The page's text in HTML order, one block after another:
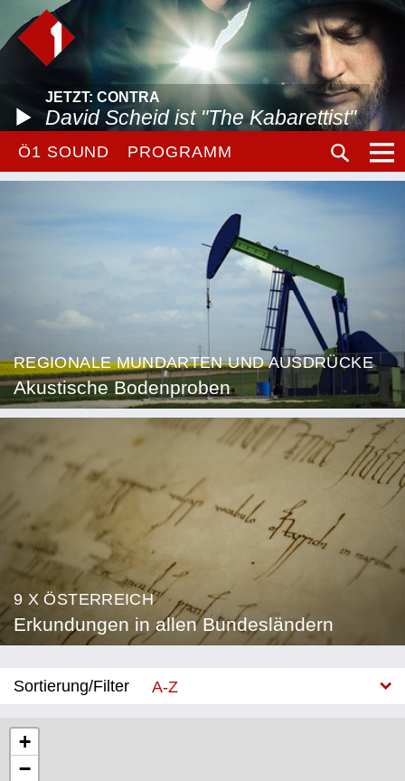
JETZT: CONTRA
David Scheid ist "The Kabarettist"
Ö1 SOUND PROGRAMM
REGIONALE MUNDARTEN UND AUSDRÜCKE
Akustische Bodenproben
9 X ÖSTERREICH
Erkundungen in allen Bundesländern
Sortierung/Filter
A-Z
+
−